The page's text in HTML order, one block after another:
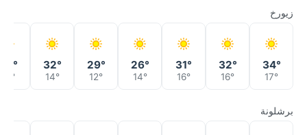
زيورخ
34°
17°
32°
16°
31°
16°
26°
14°
29°
12°
32°
14°
15°
برشلونة